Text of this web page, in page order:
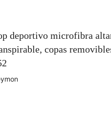
deportivo microfibra
copas